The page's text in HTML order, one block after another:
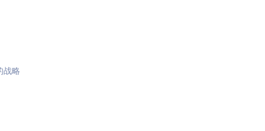
战略